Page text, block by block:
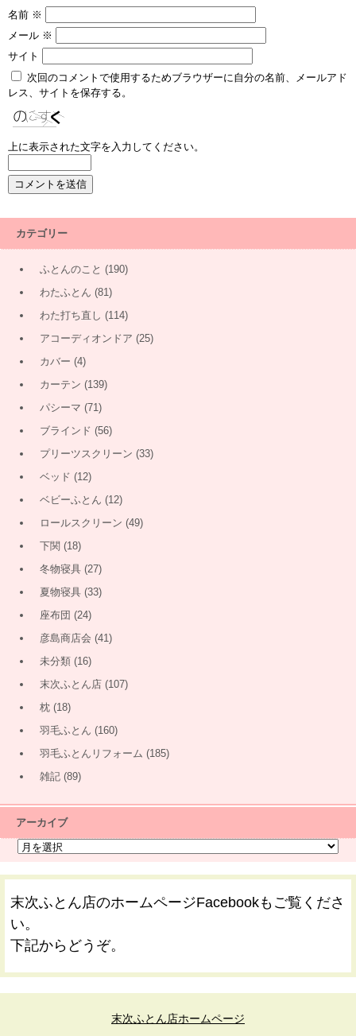
名前 ※
メール ※
サイト
次回のコメントで使用するためブラウザーに自分の名前、メールアド
レス、サイトを保存する。
上に表示された文字を入力してください。
カテゴリー
ふとんのこと (190)
わたふとん (81)
わた打ち直し (114)
アコーディオンドア (25)
カバー (4)
カーテン (139)
パシーマ (71)
ブラインド (56)
プリーツスクリーン (33)
ベッド (12)
ベビーふとん (12)
ロールスクリーン (49)
下関 (18)
冬物寝具 (27)
夏物寝具 (33)
座布団 (24)
彦島商店会 (41)
未分類 (16)
末次ふとん店 (107)
枕 (18)
羽毛ふとん (160)
羽毛ふとんリフォーム (185)
雑記 (89)
アーカイブ
末次ふとん店のホームページFacebookもご覧くださ
い。
下記からどうぞ。
末次ふとん店ホームページ